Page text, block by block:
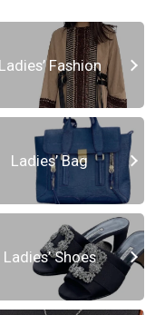
Ladies’ Fashion
Ladies’ Bag
Ladies’ Shoes